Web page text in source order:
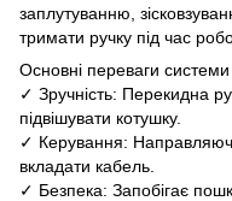
заплутуванню,
тримати ручку під час
Основні переваги
✓ Зручність: Перекидна
підвішувати котушку.
✓ Керування:
вкладати кабель.
✓ Безпека: Запобігає